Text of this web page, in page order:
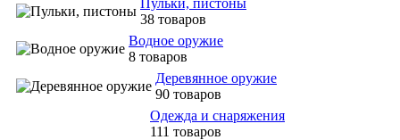
Пульки, пистоны
38 товаров
Водное оружие
8 товаров
Деревянное оружие
90 товаров
Одежда и снаряжения
111 товаров